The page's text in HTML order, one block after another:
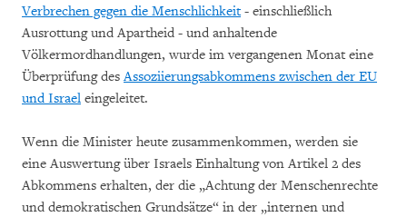
Verbrechen gegen die Menschlichkeit- einschließlich
Ausrottung und Apartheid - und anhaltende
Völkermordhandlungen, wurde im vergangenen Monat eine
Überprüfung desAssoziierungsabkommens zwischen der EU
und Israel eingeleitet.
Wenn die Minister heute zusammenkommen, werden sie
eine Auswertung über Israels Einhaltung von Artikel 2 des
Abkommens erhalten, der die „Achtung der Menschenrechte
und demokratischen Grundsätze“ in der „internen und